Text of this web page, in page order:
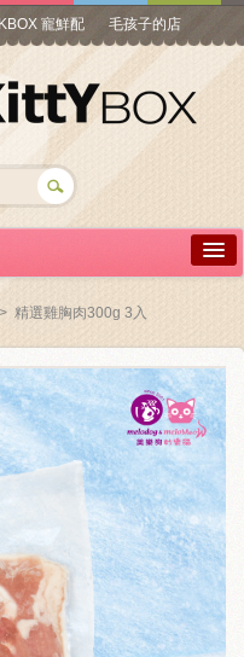
寵鮮配
毛孩子的店
> 精選雞胸肉300g 3入